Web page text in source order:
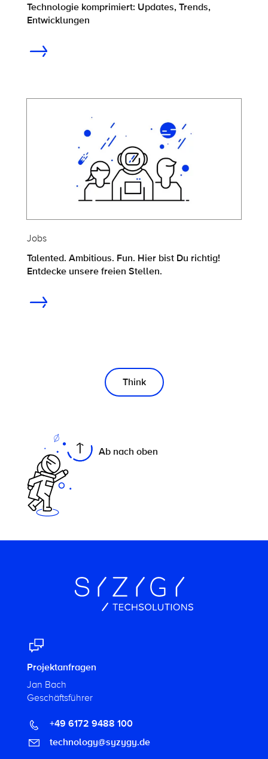
Technologie komprimiert: Updates, Trends,
Entwicklungen
Jobs
Talented. Ambitious. Fun. Hier bist Du richtig!
Entdecke unsere freien Stellen.
Think
Ab nach oben
Projektanfragen
Jan Bach
Geschäftsführer
+49 6172 9488 100
technology@syzygy.de